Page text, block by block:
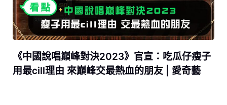
《中國說唱巔峰對決2023》官宣：吃瓜仔瘦子
用最cill理由 來巔峰交最熱血的朋友 | 愛奇藝